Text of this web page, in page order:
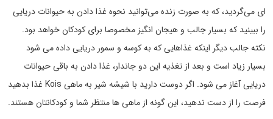
ای می‌گردید، که به صورت زنده می‌توانید نحوه غذا دادن به حیوانات دریایی
را ببینید که بسیار جالب و هیجان انگیز مخصوصا برای کودکان خواهد بود.
نکته جالب دیگر اینکه غذاهایی که به کوسه و سمور دریایی داده می شود
بسیار زیاد است و بعد از تغذیه این دو جاندار، غذا دادن به باقی حیوانات
دریایی آغاز می شود. اگر دوست دارید با شیشه شیر به ماهی Kois غذا بدهید
فرصت را از دست ندهید، این گونه از ماهی ها منتظر شما و کودکانتان هستند.